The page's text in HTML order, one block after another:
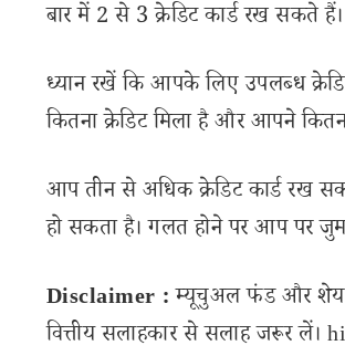
बार में 2 से 3 क्रेडिट कार्ड रख सकते हैं।
ध्यान रखें कि आपके लिए उपलब्ध
कितना क्रेडिट मिला है और आपने
आप तीन से अधिक क्रेडिट कार्ड रख
हो सकता है। गलत होने पर आप पर
Disclaimer :म्यूचुअल फंड और शेयर
वित्तीय सलाहकार से सलाह जरूर लें।